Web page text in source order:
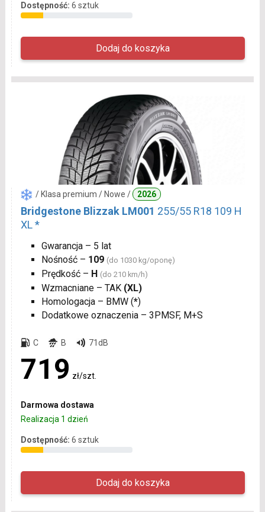
Dostępność: 6 sztuk
/ Klasa premium / Nowe / 2026
Bridgestone Blizzak LM001 255/55 R18 109 H
XL *
Gwarancja – 5 lat
Nośność – 109 (do 1030 kg/oponę)
Prędkość – H (do 210 km/h)
Wzmacniane – TAK (XL)
Homologacja – BMW (*)
Dodatkowe oznaczenia – 3PMSF, M+S
C B 71dB
719 zł/szt.
Darmowa dostawa
Realizacja 1 dzień
Dostępność: 6 sztuk